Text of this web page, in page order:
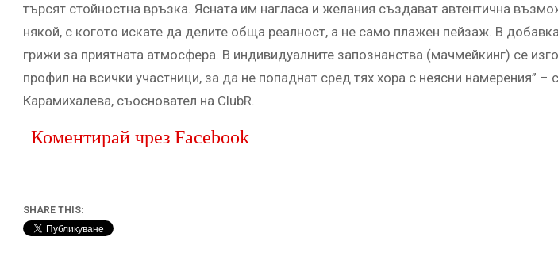
търсят стойностна връзка. Ясната им нагласа и желания създават автентична
някой, с когото искате да делите обща реалност, а не само плажен пейзаж. В
грижи за приятната атмосфера. В индивидуалните запознанства (мачмейкинг) се
профил на всички участници, за да не попаднат сред тях хора с неясни намерения” –
Карамихалева, съосновател на ClubR.
Коментирай чрез Facebook
SHARE THIS: